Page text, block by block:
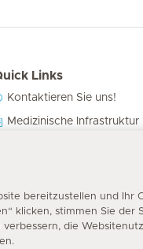
Links
Kontaktieren Sie uns!
Medizinische Infrastruktur
bereitzustellen und Ihr
klicken, stimmen Sie der
die